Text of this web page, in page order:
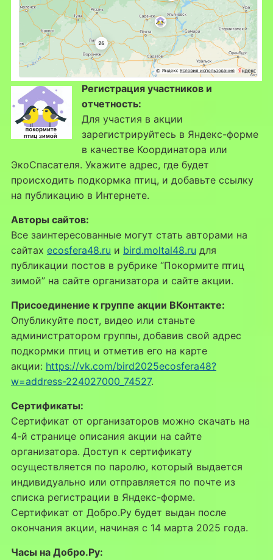
Регистрация участников и
отчетность:
Для участия в акции
зарегистрируйтесь в Яндекс-форме
в качестве Координатора или
ЭкоСпасателя. Укажите адрес, где будет
происходить подкормка птиц, и добавьте ссылку
на публикацию в Интернете.
Авторы сайтов:
Все заинтересованные могут стать авторами на
сайтах ecosfera48.ru и bird.moltal48.ru для
публикации постов в рубрике “Покормите птиц
зимой” на сайте организатора и сайте акции.
Присоединение к группе акции ВКонтакте:
Опубликуйте пост, видео или станьте
администратором группы, добавив свой адрес
подкормки птиц и отметив его на карте
акции: https://vk.com/bird2025ecosfera48?
w=address-224027000_74527.
Сертификаты:
Сертификат от организаторов можно скачать на
4-й странице описания акции на сайте
организатора. Доступ к сертификату
осуществляется по паролю, который выдается
индивидуально или отправляется по почте из
списка регистрации в Яндекс-форме.
Сертификат от Добро.Ру будет выдан после
окончания акции, начиная с 14 марта 2025 года.
Часы на Добро.Ру: